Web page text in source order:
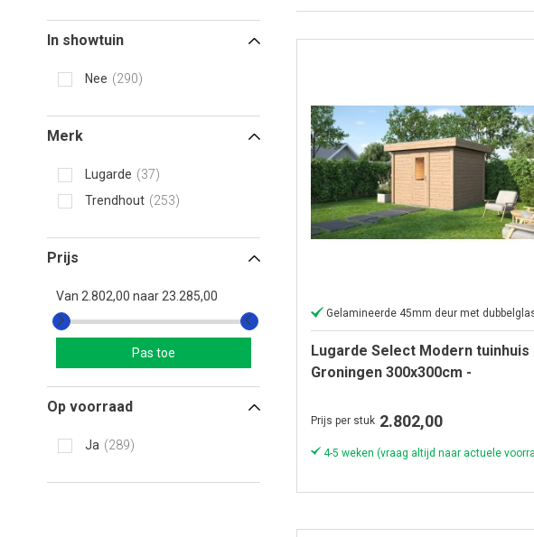
In showtuin
Nee 290
Merk
Lugarde
37
Trendhout
253
Prijs
Van 2.802,00 naar 23.285,00
Pas toe
Op voorraad
Ja 289
Gelamineerde 45mm deur met
Lugarde Select Modern tuinhuis
Groningen 300x300cm -
Prijs per stuk 2.802,00